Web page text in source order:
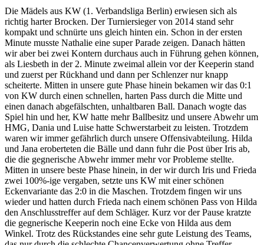
Die Mädels aus KW (1. Verbandsliga Berlin) erwiesen sich als
richtig harter Brocken. Der Turniersieger von 2014 stand sehr
kompakt und schnürte uns gleich hinten ein. Schon in der ersten
Minute musste Nathalie eine super Parade zeigen. Danach hätten
wir aber bei zwei Kontern durchaus auch in Führung gehen können,
als Liesbeth in der 2. Minute zweimal allein vor der Keeperin stand
und zuerst per Rückhand und dann per Schlenzer nur knapp
scheiterte. Mitten in unsere gute Phase hinein bekamen wir das 0:1
von KW durch einen schnellen, harten Pass durch die Mitte und
einen danach abgefälschten, unhaltbaren Ball. Danach wogte das
Spiel hin und her, KW hatte mehr Ballbesitz und unsere Abwehr um
HMG, Dania und Luise hatte Schwerstarbeit zu leisten. Trotzdem
waren wir immer gefährlich durch unsere Offensivabteilung. Hilda
und Jana eroberteten die Bälle und dann fuhr die Post über Iris ab,
die die gegnerische Abwehr immer mehr vor Probleme stellte.
Mitten in unsere beste Phase hinein, in der wir durch Iris und Frieda
zwei 100%-ige vergaben, setzte uns KW mit einer schönen
Eckenvariante das 2:0 in die Maschen. Trotzdem fingen wir uns
wieder und hatten durch Frieda nach einem schönen Pass von Hilda
den Anschlusstreffer auf dem Schläger. Kurz vor der Pause kratzte
die gegnerische Keeperin noch eine Ecke von Hilda aus dem
Winkel. Trotz des Rückstandes eine sehr gute Leistung des Teams,